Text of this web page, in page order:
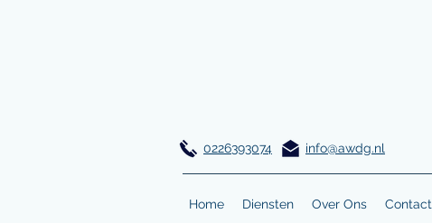
0226393074 info@awdg.nl
Home Diensten Over Ons Contact